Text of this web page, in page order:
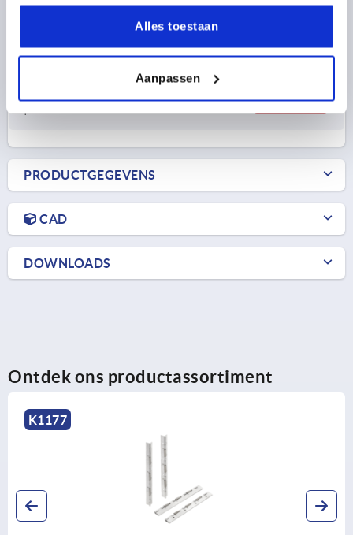
Alles toestaan
Aanpassen
OPPERVLAK BASISLICHAAM=GEANODISEERD
A1=38
D1=18 S=4,5 F1 N=5000
Bestelnummer:K1181.55670
excl. BTW
DETAILS
PRODUCTGEGEVENS
CAD
DOWNLOADS
Ontdek ons productassortiment
K1177